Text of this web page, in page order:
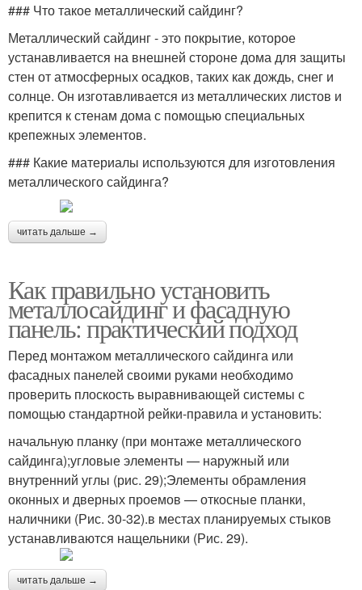
### Что такое металлический сайдинг?
Металлический сайдинг - это покрытие, которое
устанавливается на внешней стороне дома для защиты
стен от атмосферных осадков, таких как дождь, снег и
солнце. Он изготавливается из металлических листов и
крепится к стенам дома с помощью специальных
крепежных элементов.
### Какие материалы используются для изготовления
металлического сайдинга?
читать дальше →
Как правильно установить
металлосайдинг и фасадную
панель: практический подход
Перед монтажом металлического сайдинга или
фасадных панелей своими руками необходимо
проверить плоскость выравнивающей системы с
помощью стандартной рейки-правила и установить:
начальную планку (при монтаже металлического
сайдинга);угловые элементы — наружный или
внутренний углы (рис. 29);Элементы обрамления
оконных и дверных проемов — откосные планки,
наличники (Рис. 30-32).в местах планируемых стыков
устанавливаются нащельники (Рис. 29).
читать дальше →